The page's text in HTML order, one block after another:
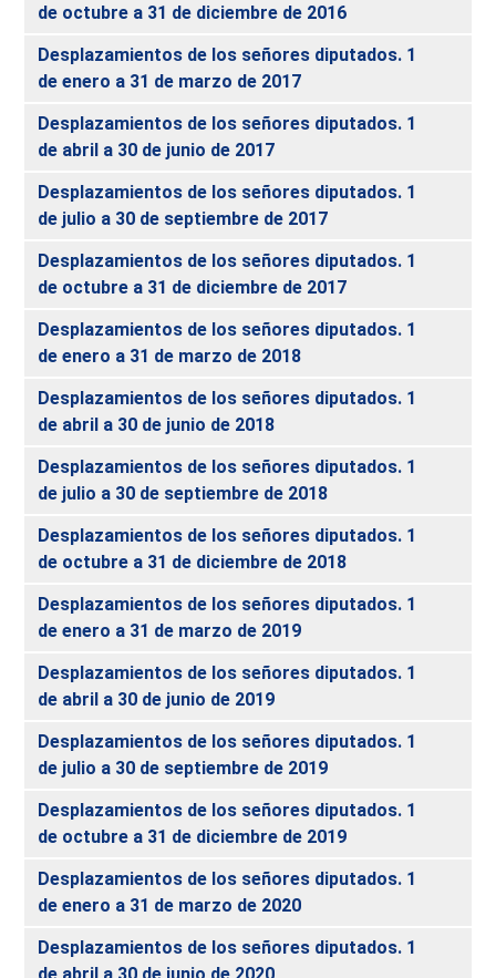
de octubre a 31 de diciembre de 2016
Desplazamientos de los señores diputados. 1
de enero a 31 de marzo de 2017
Desplazamientos de los señores diputados. 1
de abril a 30 de junio de 2017
Desplazamientos de los señores diputados. 1
de julio a 30 de septiembre de 2017
Desplazamientos de los señores diputados. 1
de octubre a 31 de diciembre de 2017
Desplazamientos de los señores diputados. 1
de enero a 31 de marzo de 2018
Desplazamientos de los señores diputados. 1
de abril a 30 de junio de 2018
Desplazamientos de los señores diputados. 1
de julio a 30 de septiembre de 2018
Desplazamientos de los señores diputados. 1
de octubre a 31 de diciembre de 2018
Desplazamientos de los señores diputados. 1
de enero a 31 de marzo de 2019
Desplazamientos de los señores diputados. 1
de abril a 30 de junio de 2019
Desplazamientos de los señores diputados. 1
de julio a 30 de septiembre de 2019
Desplazamientos de los señores diputados. 1
de octubre a 31 de diciembre de 2019
Desplazamientos de los señores diputados. 1
de enero a 31 de marzo de 2020
Desplazamientos de los señores diputados. 1
de abril a 30 de junio de 2020